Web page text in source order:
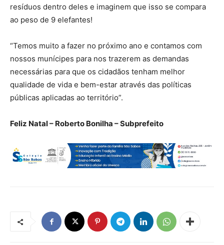
resíduos dentro deles e imaginem que isso se compara
ao peso de 9 elefantes!
“Temos muito a fazer no próximo ano e contamos com
nossos munícipes para nos trazerem as demandas
necessárias para que os cidadãos tenham melhor
qualidade de vida e bem-estar através das políticas
públicas aplicadas ao território”.
Feliz Natal – Roberto Bonilha – Subprefeito